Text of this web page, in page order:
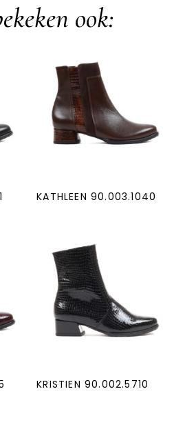
ook:
KATHLEEN 90.003.1040
KRISTIEN 90.002.5710